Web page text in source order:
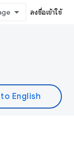
ลงชื่อเข้าใช้